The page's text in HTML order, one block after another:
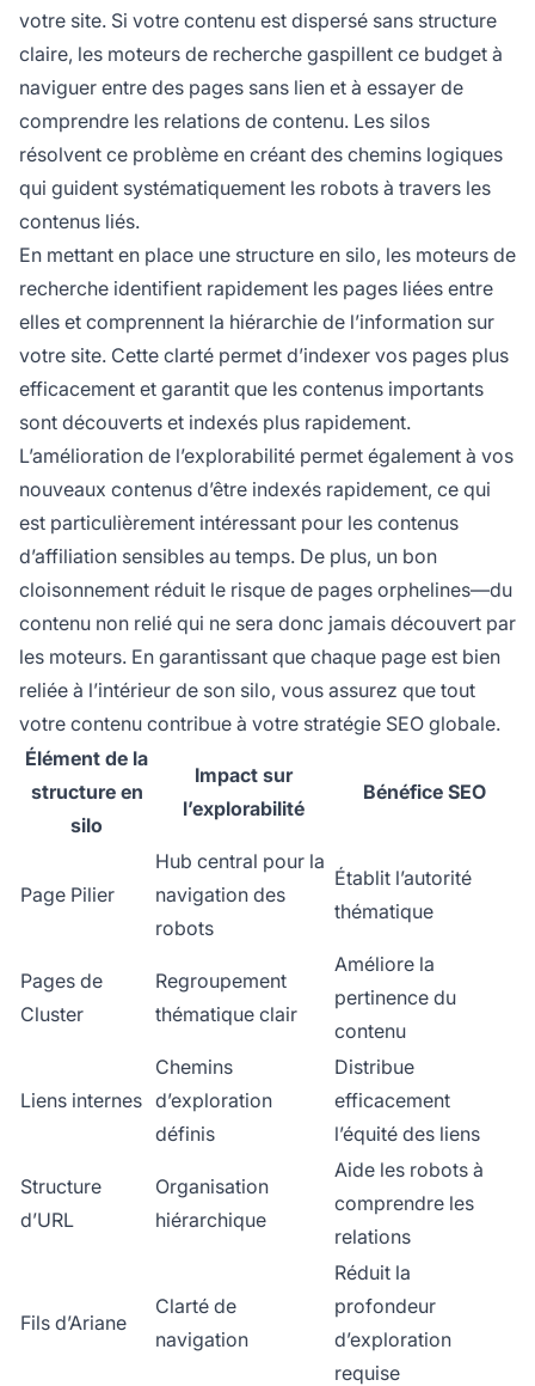
votre site. Si votre contenu est dispersé sans structure
claire, les moteurs de recherche gaspillent ce budget à
naviguer entre des pages sans lien et à essayer de
comprendre les relations de contenu. Les silos
résolvent ce problème en créant des chemins logiques
qui guident systématiquement les robots à travers les
contenus liés.
En mettant en place une structure en silo, les moteurs de
recherche identifient rapidement les pages liées entre
elles et comprennent la hiérarchie de l’information sur
votre site. Cette clarté permet d’indexer vos pages plus
efficacement et garantit que les contenus importants
sont découverts et indexés plus rapidement.
L’amélioration de l’explorabilité permet également à vos
nouveaux contenus d’être indexés rapidement, ce qui
est particulièrement intéressant pour les contenus
d’affiliation sensibles au temps. De plus, un bon
cloisonnement réduit le risque de pages orphelines—du
contenu non relié qui ne sera donc jamais découvert par
les moteurs. En garantissant que chaque page est bien
reliée à l’intérieur de son silo, vous assurez que tout
votre contenu contribue à votre stratégie SEO globale.
Élément de la
structure en
silo
Impact sur
l’explorabilité
Bénéfice SEO
Page Pilier
Hub central pour la
navigation des
robots
Établit l’autorité
thématique
Pages de
Cluster
Regroupement
thématique clair
Améliore la
pertinence du
contenu
Liens internes
Chemins
d’exploration
définis
Distribue
efficacement
l’équité des liens
Structure
d’URL
Organisation
hiérarchique
Aide les robots à
comprendre les
relations
Fils d’Ariane
Clarté de
navigation
Réduit la
profondeur
d’exploration
requise